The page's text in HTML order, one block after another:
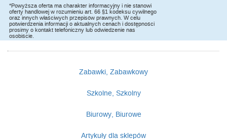
*Powyższa oferta ma charakter informacyjny i nie stanowi
oferty handlowej w rozumieniu art. 66 §1 kodeksu cywilnego
oraz innych właściwych przepisów prawnych. W celu
potwierdzenia informacji o aktualnych cenach i dostępności
prosimy o kontakt telefoniczny lub odwiedzenie nas
osobiście.
Zabawki, Zabawkowy
Szkolne, Szkolny
Biurowy, Biurowe
Artykuły dla sklepów